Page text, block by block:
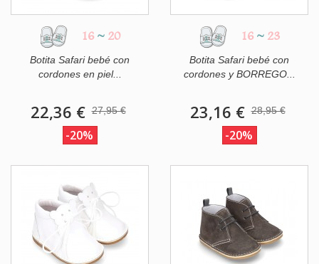
16 ~ 20
Botita Safari bebé con
cordones en piel...
22,36 € 27,95 €
-20%
16 ~ 23
Botita Safari bebé con
cordones y BORREGO...
23,16 € 28,95 €
-20%